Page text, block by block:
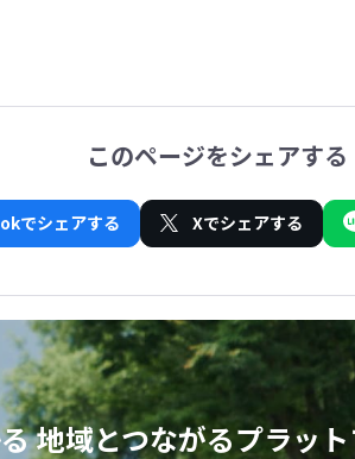
このページをシェアする
でシェアする Xでシェアする
地域とつながるプラッ